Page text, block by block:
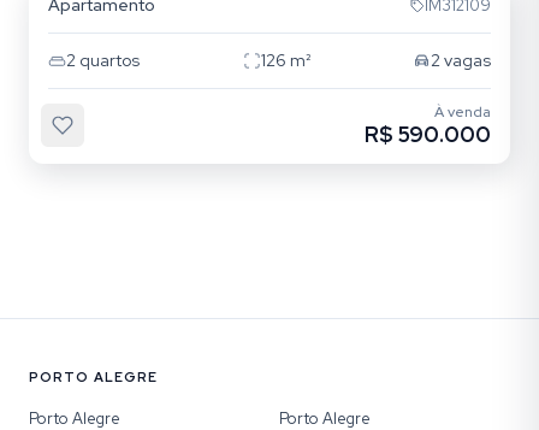
Apartamento IM312109
2 quartos 126 m² 2vagas
À venda
R$ 590.000
PORTO ALEGRE
Porto Alegre
Porto Alegre